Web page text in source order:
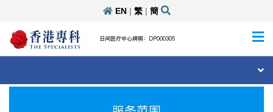
EN| 繁| 簡
日间医疗中心牌照：DP000305